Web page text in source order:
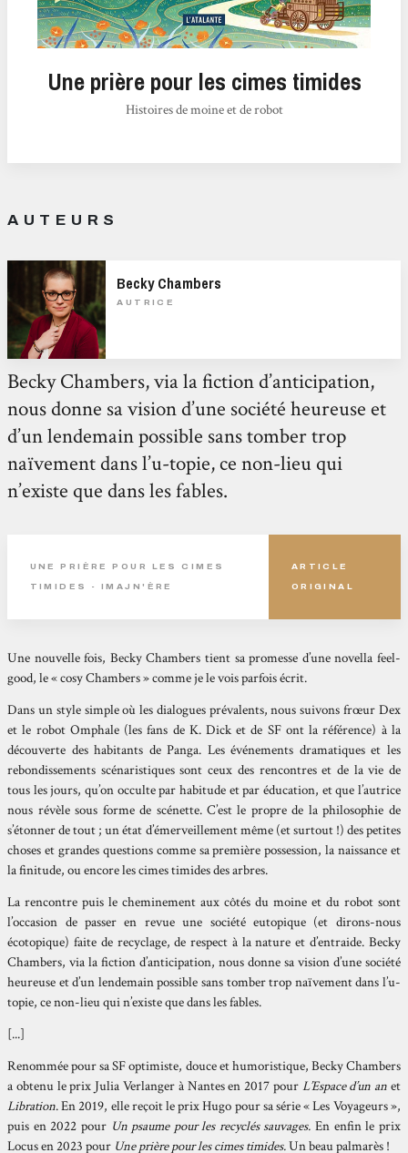
Une prière pour les cimes timides
Histoires de moine et de robot
AUTEURS
Becky Chambers
AUTRICE
Becky Chambers, via la fiction d’anticipation,
nous donne sa vision d’une société heureuse et
d’un lendemain possible sans tomber trop
naïvement dans l’u-topie, ce non-lieu qui
n’existe que dans les fables.
UNE PRIÈRE POUR LES CIMES
TIMIDES - IMAJN'ÈRE
ARTICLE
ORIGINAL
Une nouvelle fois, Becky Chambers tient sa promesse d’une novella feel-
good, le « cosy Chambers » comme je le vois parfois écrit.
Dans un style simple où les dialogues prévalents, nous suivons frœur Dex
et le robot Omphale (les fans de K. Dick et de SF ont la référence) à la
découverte des habitants de Panga. Les événements dramatiques et les
rebondissements scénaristiques sont ceux des rencontres et de la vie de
tous les jours, qu’on occulte par habitude et par éducation, et que l’autrice
nous révèle sous forme de scénette. C’est le propre de la philosophie de
s’étonner de tout ; un état d’émerveillement même (et surtout !) des petites
choses et grandes questions comme sa première possession, la naissance et
la finitude, ou encore les cimes timides des arbres.
La rencontre puis le cheminement aux côtés du moine et du robot sont
l’occasion de passer en revue une société eutopique (et dirons-nous
écotopique) faite de recyclage, de respect à la nature et d’entraide. Becky
Chambers, via la fiction d’anticipation, nous donne sa vision d’une société
heureuse et d’un lendemain possible sans tomber trop naïvement dans l’u-
topie, ce non-lieu qui n’existe que dans les fables.
[...]
Renommée pour sa SF optimiste, douce et humoristique, Becky Chambers
a obtenu le prix Julia Verlanger à Nantes en 2017 pour L’Espace d’un an et
Libration. En 2019, elle reçoit le prix Hugo pour sa série « Les Voyageurs »,
puis en 2022 pour Un psaume pour les recyclés sauvages. En enfin le prix
Locus en 2023 pour Une prière pour les cimes timides.Un beau palmarès !